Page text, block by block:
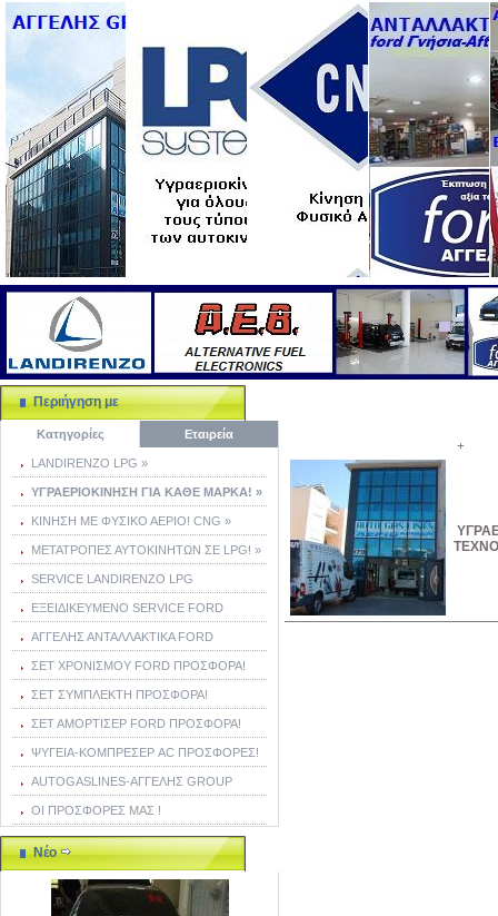
Περιήγηση με
Κατηγορίες Εταιρεία
LANDIRENZO LPG »
ΥΓΡΑΕΡΙΟΚΙΝΗΣΗ ΓΙΑ ΚΑΘΕ ΜΑΡΚΑ! »
ΚΙΝΗΣΗ ΜΕ ΦΥΣΙΚΟ ΑΕΡΙΟ! CNG »
ΜΕΤΑΤΡΟΠΕΣ ΑΥΤΟΚΙΝΗΤΩΝ ΣΕ LPG! »
SERVICE LANDIRENZO LPG
ΕΞΕΙΔΙΚΕΥΜΕΝΟ SERVICE FORD
ΑΓΓΕΛΗΣ ΑΝΤΑΛΛΑΚΤΙΚΑ FORD
ΣΕΤ ΧΡΟΝΙΣΜΟΥ FORD ΠΡΟΣΦΟΡΑ!
ΣΕΤ ΣΥΜΠΛΕΚΤΗ ΠΡΟΣΦΟΡΑ!
ΣΕΤ ΑΜΟΡΤΙΣΕΡ FORD ΠΡΟΣΦΟΡΑ!
ΨΥΓΕΙΑ-ΚΟΜΠΡΕΣΕΡ AC ΠΡΟΣΦΟΡΕΣ!
AUTOGASLINES-ΑΓΓΕΛΗΣ GROUP
ΟΙ ΠΡΟΣΦΟΡΕΣ ΜΑΣ !
Νέο
+